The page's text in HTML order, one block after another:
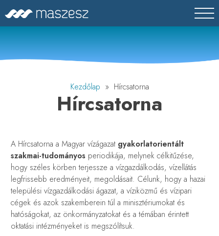
to
content
MASZESZ
Magyar Víz- és Szennyvíztechnikai Szövetség
Kezdőlap » Hírcsatorna
Hírcsatorna
A Hírcsatorna a Magyar vízágazat gyakorlatorientált
szakmai-tudományos periodikája, melynek célkitűzése,
hogy széles körben terjessze a vízgazdálkodás, vízellátás
legfrissebb eredményeit, megoldásait. Célunk, hogy a hazai
települési vízgazdálkodási ágazat, a víziközmű és vízipari
cégek és azok szakemberein túl a minisztériumokat és
hatóságokat, az önkormányzatokat és a témában érintett
oktatási intézményeket is megszólítsuk.